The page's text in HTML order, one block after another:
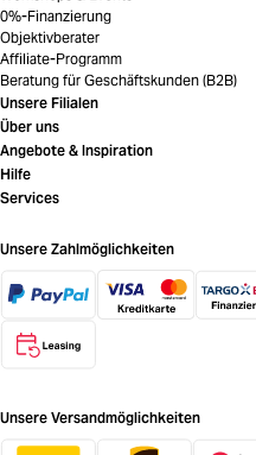
0%-Finanzierung
Objektivberater
Affiliate-Programm
Beratung für Geschäftskunden (B2B)
Unsere Filialen
Über uns
Angebote & Inspiration
Hilfe
Services
Unsere Zahlmöglichkeiten
Unsere Versandmöglichkeiten